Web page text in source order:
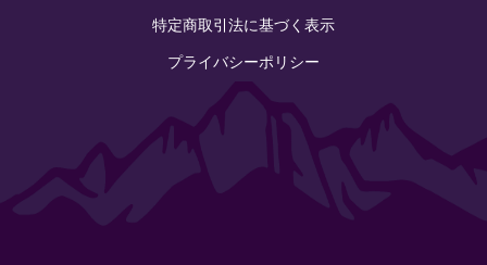
特定商取引法に基づく表示
プライバシーポリシー